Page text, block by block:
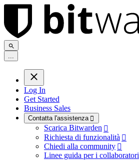
...
Log In
Get Started
Business Sales
Contatta l'assistenza 
Scarica Bitwarden 
Richiesta di funzionalità 
Chiedi alla community 
Linee guida per i collaboratori